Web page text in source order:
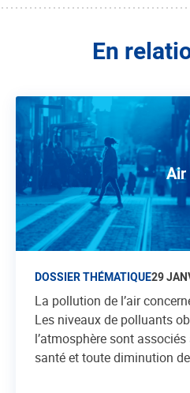
En
Air
DOSSIER THÉMATIQUE29
La pollution de l’air
Les niveaux de polluants
l’atmosphère sont
santé et toute diminution